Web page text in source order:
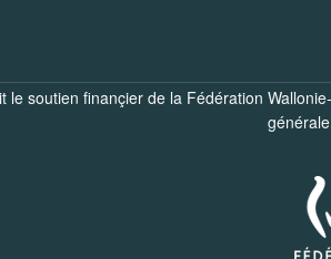
le soutien finançier de la Fédération